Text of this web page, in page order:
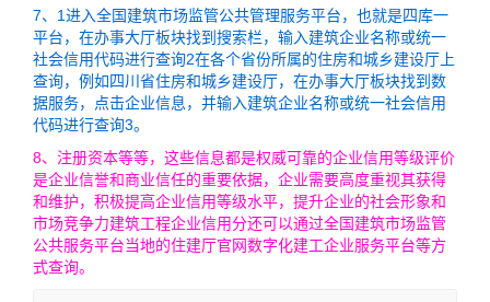
7、1进入全国建筑市场监管公共管理服务平台，也就是四库一
平台，在办事大厅板块找到搜索栏，输入建筑企业名称或统一
社会信用代码进行查询2在各个省份所属的住房和城乡建设厅上
查询，例如四川省住房和城乡建设厅，在办事大厅板块找到数
据服务，点击企业信息，并输入建筑企业名称或统一社会信用
代码进行查询3。
8、注册资本等等，这些信息都是权威可靠的企业信用等级评价
是企业信誉和商业信任的重要依据，企业需要高度重视其获得
和维护，积极提高企业信用等级水平，提升企业的社会形象和
市场竞争力建筑工程企业信用分还可以通过全国建筑市场监管
公共服务平台当地的住建厅官网数字化建工企业服务平台等方
式查询。